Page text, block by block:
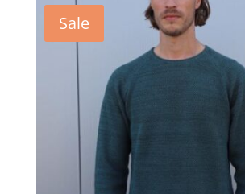
€79,95.
€39,98.
Sale